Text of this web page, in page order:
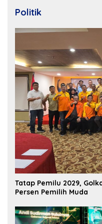
Politik
Tatap Pemilu 2029,
Persen Pemilih Muda